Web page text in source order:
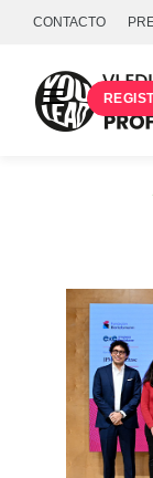
CONTACTO
INICIA